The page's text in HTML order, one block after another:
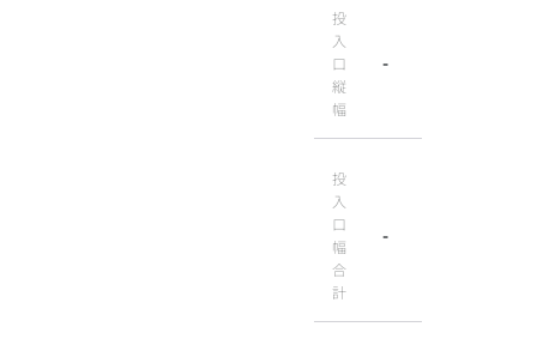
投
入
口
縦
幅
-
投
入
口
幅
合
計
-